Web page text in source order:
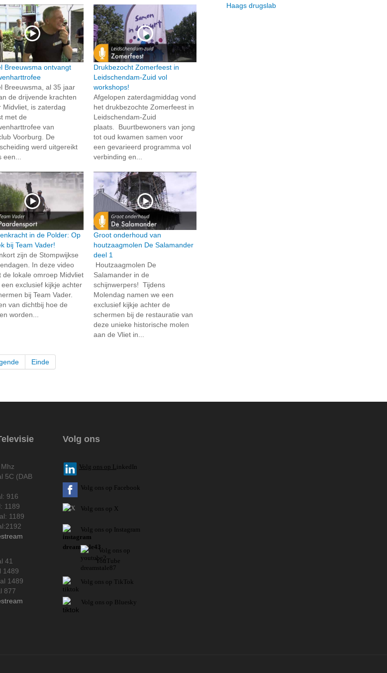
Breeuwsma ontvangt
Breeuwsma, al 35 jaar
de drijvende krachten
Midvliet, is zaterdag
met de
van
Voorburg. De
werd uitgereikt
een...
Drukbezocht Zomerfeest in
Leidschendam-Zuid vol
workshops!
Afgelopen zaterdagmiddag vond
het drukbezochte Zomerfeest in
Leidschendam-Zuid
plaats. Buurtbewoners van jong
tot oud kwamen samen voor
een gevarieerd programma vol
verbinding en...
in de Polder: Op
bij Team Vader!
zijn de Stompwijkse
In deze video
de lokale omroep Midvliet
exclusief kijkje achter
bij Team Vader.
van dichtbij hoe de
worden...
Groot onderhoud van
houtzaagmolen De Salamander
deel 1
Houtzaagmolen De
Salamander in de
schijnwerpers! Tijdens
Molendag namen we een
exclusief kijkje achter de
schermen bij de restauratie van
deze unieke historische molen
aan de Vliet in...
Einde
Haags drugslab
5C (DAB
916
1189
1189
41
1489
1489
877
Volg ons
Volg ons op L inkedIn
Volg ons op Facebook
Volg ons op X
Volg ons op Instagram
Volg ons op
YouTube
Volg ons op TikTok
Volg ons op Bluesky